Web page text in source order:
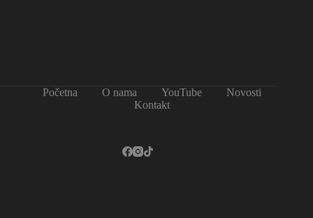
Početna O nama YouTube
Novosti
Kontakt